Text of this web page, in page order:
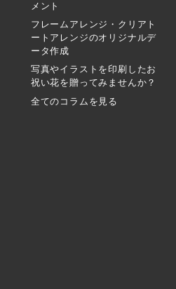
メント
フレームアレンジ・クリアト
ートアレンジのオリジナルデ
ータ作成
写真やイラストを印刷したお
祝い花を贈ってみませんか？
全てのコラムを見る